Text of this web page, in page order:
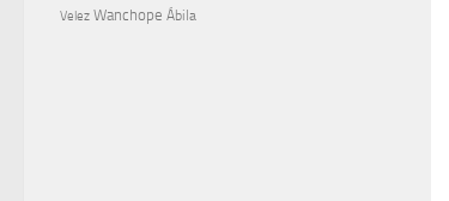
Velez Wanchope Ábila